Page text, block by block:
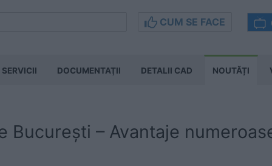
CUM SE FACE
SERVICII DOCUMENTAŢII DETALII CAD NOUTĂȚI
București – Avantaje